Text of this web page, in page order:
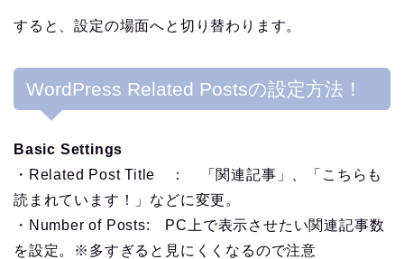
すると、設定の場面へと切り替わります。
WordPress Related Postsの設定方法！
Basic Settings
・Related Post Title ： 「関連記事」、「こちらも
読まれています！」などに変更。
・Number of Posts: PC上で表示させたい関連記事数
を設定。※多すぎると見にくくなるので注意